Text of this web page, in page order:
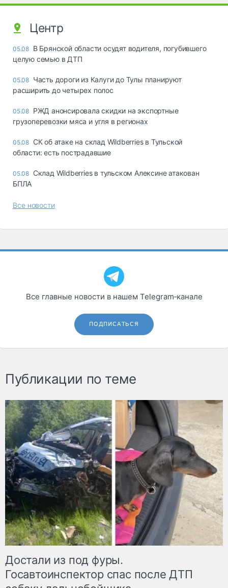
Центр
05.08 В Брянской области осудят водителя, погубившего
целую семью в ДТП
05.08 Часть дороги из Калуги до Тулы планируют
расширить до четырех полос
05.08 РЖД анонсировала скидки на экспортные
грузоперевозки мяса и угля в регионах
05.08 СК об атаке на склад Wildberries в Тульской
области: есть пострадавшие
05.08 Склад Wildberries в тульском Алексине атакован
БПЛА
Все новости
Все главные новости в нашем Telegram‑канале
ПОДПИСАТЬСЯ
Публикации по теме
Достали из под фуры.
Госавтоинспектор спас после ДТП